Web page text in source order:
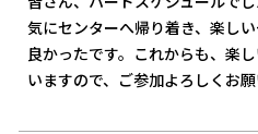
気にセンターへ帰り着き、楽し
良かったです。これからも、楽
いますので、ご参加よろしくお願